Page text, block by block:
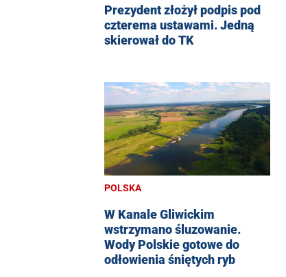
Prezydent złożył podpis pod
czterema ustawami. Jedną
skierował do TK
POLSKA
W Kanale Gliwickim
wstrzymano śluzowanie.
Wody Polskie gotowe do
odłowienia śniętych ryb